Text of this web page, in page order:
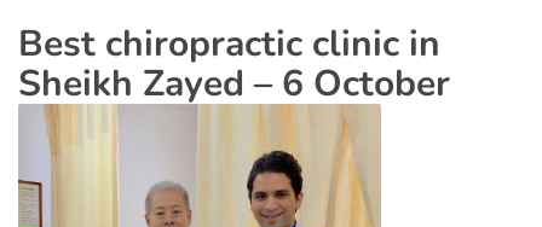
Best chiropractic clinic in
Sheikh Zayed – 6 October